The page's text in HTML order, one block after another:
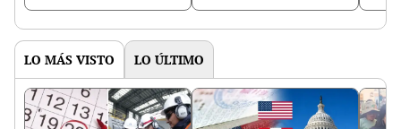
LO MÁS VISTO LO ÚLTIMO